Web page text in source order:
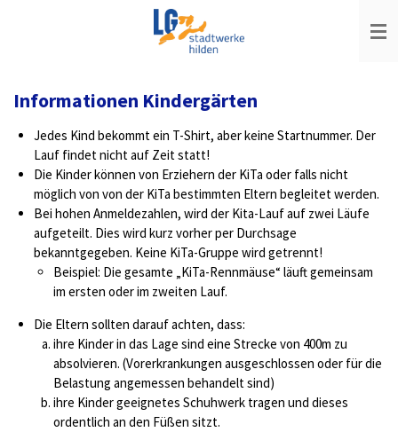
Informationen Kindergärten
Jedes Kind bekommt ein T-Shirt, aber keine Startnummer. Der
Lauf findet nicht auf Zeit statt!
Die Kinder können von Erziehern der KiTa oder falls nicht
möglich von von der KiTa bestimmten Eltern begleitet werden.
Bei hohen Anmeldezahlen, wird der Kita-Lauf auf zwei Läufe
aufgeteilt. Dies wird kurz vorher per Durchsage
bekanntgegeben. Keine KiTa-Gruppe wird getrennt!
Beispiel: Die gesamte „KiTa-Rennmäuse“ läuft gemeinsam
im ersten oder im zweiten Lauf.
Die Eltern sollten darauf achten, dass:
ihre Kinder in das Lage sind eine Strecke von 400m zu
absolvieren. (Vorerkrankungen ausgeschlossen oder für die
Belastung angemessen behandelt sind)
ihre Kinder geeignetes Schuhwerk tragen und dieses
ordentlich an den Füßen sitzt.